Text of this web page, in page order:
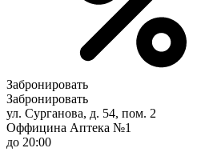
Забронировать
Забронировать
ул. Сурганова, д. 54, пом. 2
Оффицина Аптека №1
до 20:00